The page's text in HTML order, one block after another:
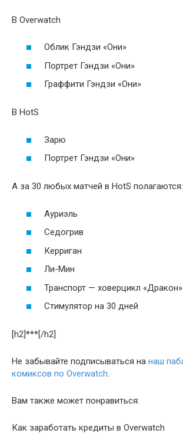
В Overwatch
Облик Гэндзи «Они»
Портрет Гэндзи «Они»
Граффити Гэндзи «Они»
В HotS
Зарю
Портрет Гэндзи «Они»
А за 30 любых матчей в HotS полагаются:
Ауриэль
Седогрив
Керриган
Ли-Мин
Транспорт — ховерцикл «Дракон»
Стимулятор на 30 дней
[h2]***[/h2]
Не забывайте подписываться на наш
комиксов по Overwatch.
Вам также может понравиться:
Как заработать кредиты в Overwatch